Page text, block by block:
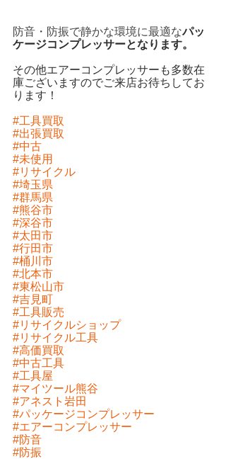
防音・防振で静かな環境に最適なパッ
ケージコンプレッサーとなります。
その他エアーコンプレッサーも多数在
庫ございますのでご来店お待ちしてお
ります！
#工具買取
#出張買取
#中古
#未使用
#リサイクル
#埼玉県
#群馬県
#熊谷市
#深谷市
#太田市
#行田市
#桶川市
#北本市
#東松山市
#吉見町
#工具販売
#リサイクルショップ
#リサイクル工具
#高価買取
#中古工具
#工具屋
#マイツール熊谷
#アネスト岩田
#パッケージコンプレッサー
#エアーコンプレッサー
#防音
#防振